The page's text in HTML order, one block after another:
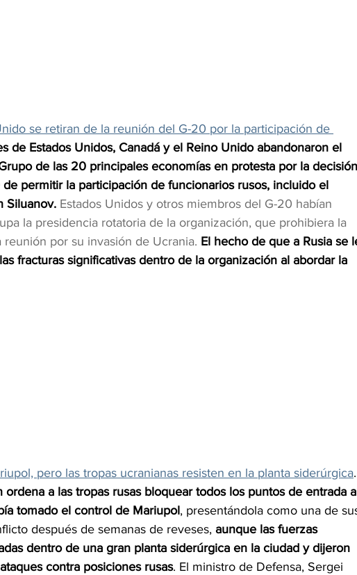
se retiran de la reunión del G-20 por la participación de
de Estados Unidos, Canadá y el Reino Unido abandonaron el
de las 20 principales economías en protesta por la decisión
permitir la participación de funcionarios rusos, incluido el
Siluanov. Estados Unidos y otros miembros del G-20 habían
la presidencia rotatoria de la organización, que prohibiera la
por su invasión de Ucrania. El hecho de que a Rusia se
fracturas significativas dentro de la organización al abordar la
pero las tropas ucranianas resisten en la planta siderúrgica.
a las tropas rusas bloquear todos los puntos de entrada a
tomado el control de Mariupol, presentándola como una de
después de semanas de reveses, aunque las fuerzas
dentro de una gran planta siderúrgica en la ciudad y dijeron
contra posiciones rusas. El ministro de Defensa, Sergei